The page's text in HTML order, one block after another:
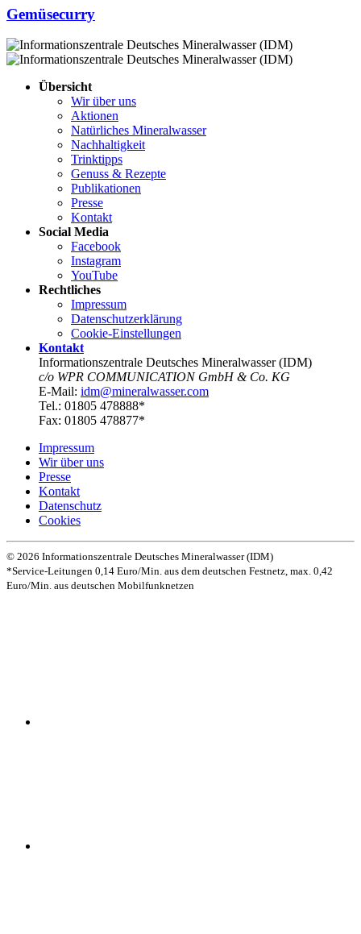
Gemüsecurry
Übersicht
Wir über uns
Aktionen
Natürliches Mineralwasser
Nachhaltigkeit
Trinktipps
Genuss & Rezepte
Publikationen
Presse
Kontakt
Social Media
Facebook
Instagram
YouTube
Rechtliches
Impressum
Datenschutz­erklärung
Cookie-Einstellungen
Kontakt
Informationszentrale Deutsches Mineralwasser (IDM)
c/o WPR COMMUNICATION GmbH & Co. KG
E-Mail: idm@mineralwasser.com
Tel.: 01805 478888*
Fax: 01805 478877*
Impressum
Wir über uns
Presse
Kontakt
Datenschutz­
Cookies
© 2026 Informationszentrale Deutsches Mineralwasser (IDM)
*Service-Leitungen 0,14 Euro/Min. aus dem deutschen Festnetz, max. 0,42
Euro/Min. aus deutschen Mobilfunknetzen